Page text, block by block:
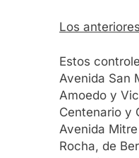
Los anteriores
Estos
Avenida San
Amoedo y
Centenario y
Avenida
Rocha, de